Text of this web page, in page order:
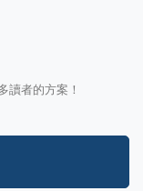
讀者的方案！